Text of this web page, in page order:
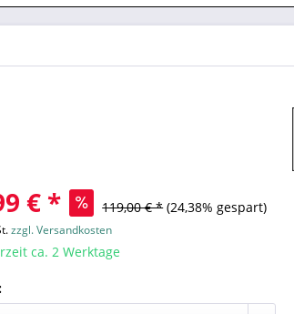
€ * 119,00 € * (24,38% gespart)
zzgl. Versandkosten
ca. 2 Werktage